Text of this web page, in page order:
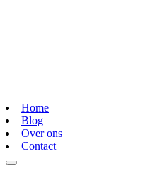
Home
Blog
Over ons
Contact